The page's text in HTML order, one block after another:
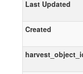
Last Updated
Created